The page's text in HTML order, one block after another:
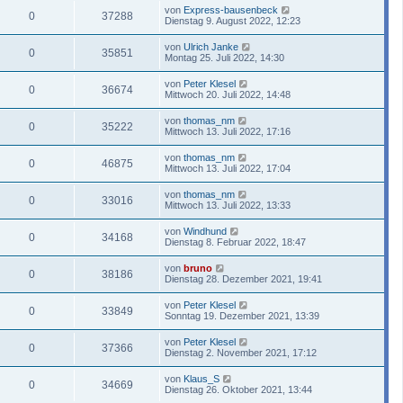
0 37288 von Express-bausenbeck
Dienstag 9. August 2022, 12:23
0 35851 von Ulrich Janke
Montag 25. Juli 2022, 14:30
0 36674 von Peter Klesel
Mittwoch 20. Juli 2022, 14:48
0 35222 von thomas_nm
Mittwoch 13. Juli 2022, 17:16
0 46875 von thomas_nm
Mittwoch 13. Juli 2022, 17:04
0 33016 von thomas_nm
Mittwoch 13. Juli 2022, 13:33
0 34168 von Windhund
Dienstag 8. Februar 2022, 18:47
0 38186 von bruno
Dienstag 28. Dezember 2021, 19:41
0 33849 von Peter Klesel
Sonntag 19. Dezember 2021, 13:39
0 37366 von Peter Klesel
Dienstag 2. November 2021, 17:12
0 34669 von Klaus_S
Dienstag 26. Oktober 2021, 13:44